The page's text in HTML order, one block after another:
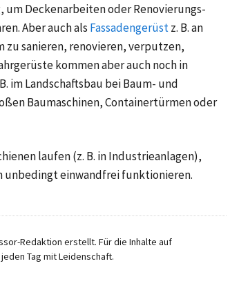
um Deckenarbeiten oder Renovierungs-
Aber auch als Fassadengerüstz. B. an
zu sanieren, renovieren, verputzen,
kommen aber auch noch in
im Landschaftsbau bei Baum- und
Baumaschinen, Containertürmen oder
laufen (z. B. in Industrieanlagen),
unbedingt einwandfrei funktionieren.
Redaktion erstellt. Für die Inhalte auf
Tag mit Leidenschaft.